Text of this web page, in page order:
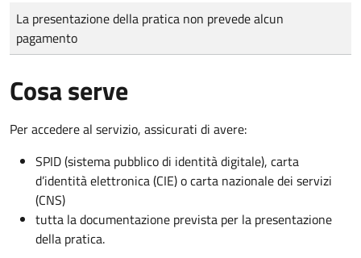
Tipo di pagamento
Importo
La presentazione della pratica non prevede alcun
pagamento
Cosa serve
Per accedere al servizio, assicurati di avere:
SPID (sistema pubblico di identità digitale), carta
d’identità elettronica (CIE) o carta nazionale dei servizi
(CNS)
tutta la documentazione prevista per la presentazione
della pratica.